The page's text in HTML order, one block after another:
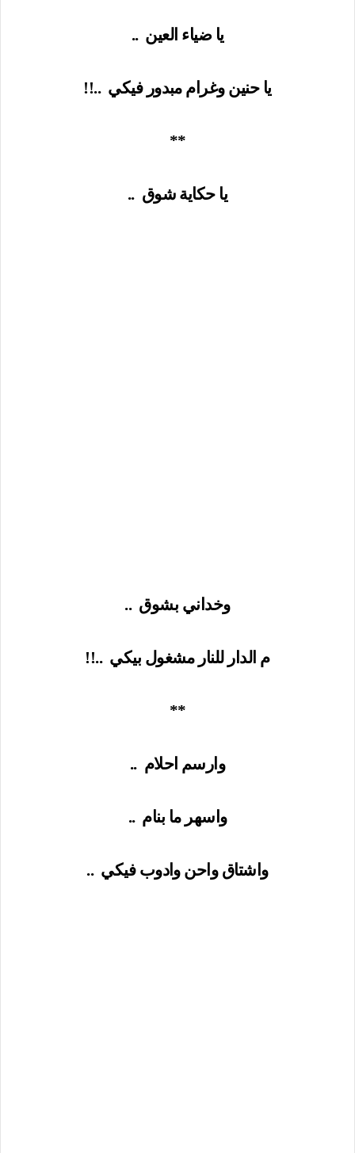
يا ضياء العين ..
يا حنين وغرام مبدور فيكي ..!!
**
يا حكاية شوق ..
وخداني بشوق ..
م الدار للنار مشغول بيكي ..!!
**
وارسم احلام ..
واسهر ما بنام ..
واشتاق واحن وادوب فيكي ..